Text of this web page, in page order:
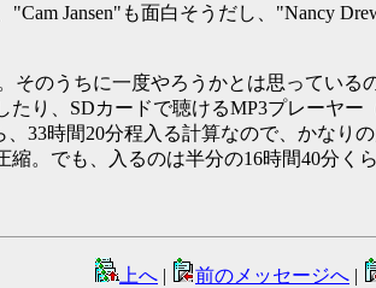
"Cam Jansen"も面白そうだし、"Nancy
のうちに一度やろうかとは思っている
り、SDカードで聴けるMP3プレーヤ
33時間20分程入る計算なので、かな
。でも、入るのは半分の16時間40分く
上へ 前のメッセージへ